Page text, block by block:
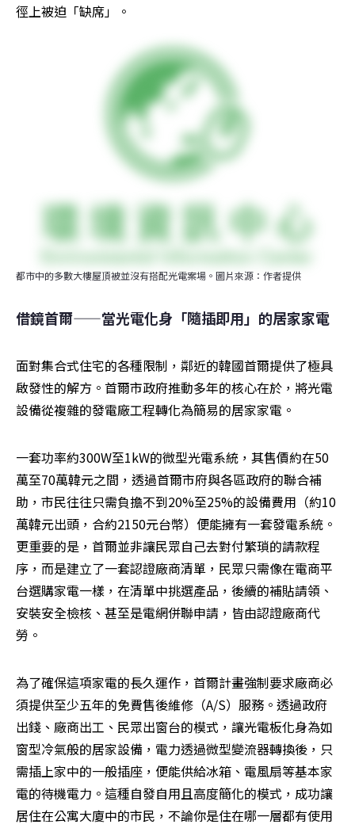
徑上被迫「缺席」。
都市中的多數大樓屋頂被並沒有搭配光電案場。圖片來源：作者提供
借鏡首爾——當光電化身「隨插即用」的居家家電
面對集合式住宅的各種限制，鄰近的韓國首爾提供了極具
啟發性的解方。首爾市政府推動多年的核心在於，將光電
設備從複雜的發電廠工程轉化為簡易的居家家電。
一套功率約300W至1kW的微型光電系統，其售價約在50
萬至70萬韓元之間，透過首爾市府與各區政府的聯合補
助，市民往往只需負擔不到20%至25%的設備費用（約10
萬韓元出頭，合約2150元台幣）便能擁有一套發電系統。
更重要的是，首爾並非讓民眾自己去對付繁瑣的請款程
序，而是建立了一套認證廠商清單，民眾只需像在電商平
台選購家電一樣，在清單中挑選產品，後續的補貼請領、
安裝安全檢核、甚至是電網併聯申請，皆由認證廠商代
勞。
為了確保這項家電的長久運作，首爾計畫強制要求廠商必
須提供至少五年的免費售後維修（A/S）服務。透過政府
出錢、廠商出工、民眾出窗台的模式，讓光電板化身為如
窗型冷氣般的居家設備，電力透過微型變流器轉換後，只
需插上家中的一般插座，便能供給冰箱、電風扇等基本家
電的待機電力。這種自發自用且高度簡化的模式，成功讓
居住在公寓大廈中的市民，不論你是住在哪一層都有使用